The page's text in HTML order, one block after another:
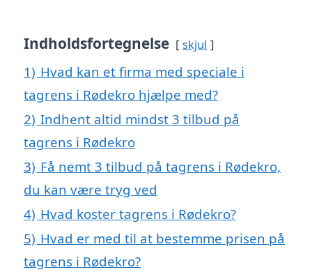
Indholdsfortegnelse skjul
1) Hvad kan et firma med speciale i
tagrens i Rødekro hjælpe med?
2) Indhent altid mindst 3 tilbud på
tagrens i Rødekro
3) Få nemt 3 tilbud på tagrens i Rødekro,
du kan være tryg ved
4) Hvad koster tagrens i Rødekro?
5) Hvad er med til at bestemme prisen på
tagrens i Rødekro?